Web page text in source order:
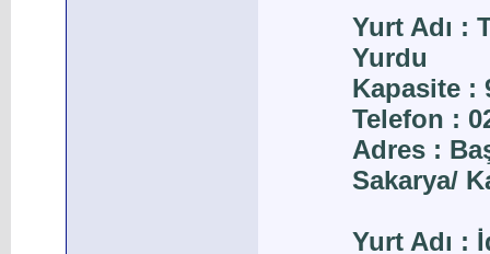
Yurt Adı :
Yurdu
Kapasite :
Telefon :
Adres :
Sakarya/
Yurt Adı :